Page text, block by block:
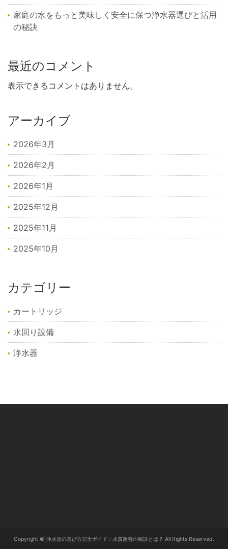
家庭の水をもっと美味しく安全に保つ浄水器選びと活用
の秘訣
最近のコメント
表示できるコメントはありません。
アーカイブ
2026年3月
2026年2月
2026年1月
2025年12月
2025年11月
2025年10月
カテゴリー
カートリッジ
水回り設備
浄水器
Copyright © 浄水器の選び方完全ガイド：水質改善の秘訣とは？ All Rights Reserved.